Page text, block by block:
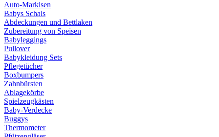
Auto-Markisen
Babys Schals
Abdeckungen und Bettlaken
Zubereitung von Speisen
Babyleggings
Pullover
Babykleidung Sets
Pflegetücher
Boxbumpers
Zahnbürsten
Ablagekörbe
Spielzeugkästen
Baby-Verdecke
Buggys
Thermometer